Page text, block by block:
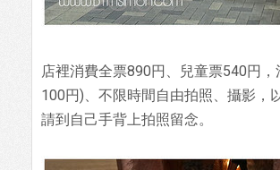
店裡消費全票890円、兒童票540円
100円)、不限時間自由拍照、攝影，
請到自己手背上拍照留念。